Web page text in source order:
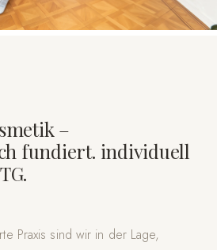
–
fundiert. individuell
Praxis sind wir in der Lage,